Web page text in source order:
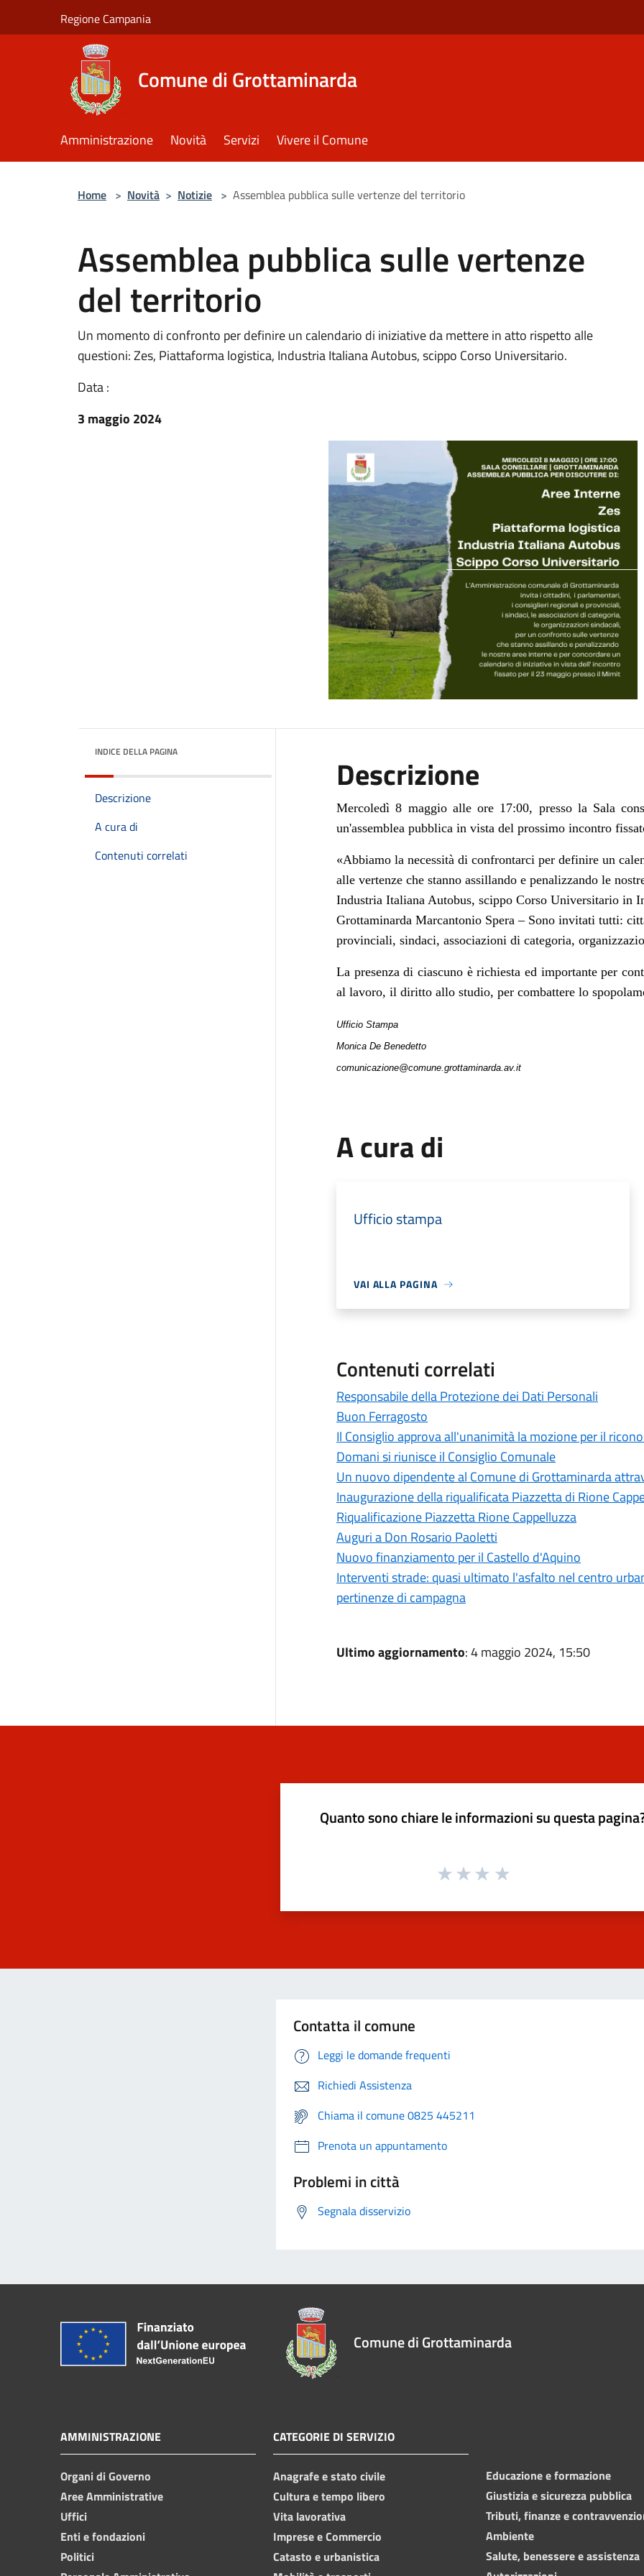
Regione Campania
Comune di Grottaminarda
Amministrazione Novità Servizi Vivere il Comune
Home > Novità > Notizie > Assemblea pubblica sulle vertenze del territorio
Assemblea pubblica sulle vertenze
del territorio
Un momento di confronto per definire un calendario di iniziative da mettere in atto rispetto alle
questioni: Zes, Piattaforma logistica, Industria Italiana Autobus, scippo Corso Universitario.
Data :
3 maggio 2024
INDICE DELLA PAGINA
Descrizione
A cura di
Contenuti correlati
Descrizione
Mercoledì 8 maggio alle ore 17:00, presso la Sala
un'assemblea pubblica in vista del prossimo incontro
«Abbiamo la necessità di confrontarci per definire un
alle vertenze che stanno assillando e penalizzando le
Industria Italiana Autobus, scippo Corso Universitario in
Grottaminarda Marcantonio Spera – Sono invitati tutti:
provinciali, sindaci, associazioni di categoria,
La presenza di ciascuno è richiesta ed importante per
al lavoro, il diritto allo studio, per combattere lo
Ufficio Stampa
Monica De Benedetto
comunicazione@comune.grottaminarda.av.it
A cura di
Ufficio stampa
VAI ALLA PAGINA
Contenuti correlati
Responsabile della Protezione dei Dati Personali
Buon Ferragosto
Il Consiglio approva all'unanimità la mozione per il
Domani si riunisce il Consiglio Comunale
Un nuovo dipendente al Comune di Grottaminarda
Inaugurazione della riqualificata Piazzetta di Rione
Riqualificazione Piazzetta Rione Cappelluzza
Auguri a Don Rosario Paoletti
Nuovo finanziamento per il Castello d'Aquino
Interventi strade: quasi ultimato l'asfalto nel centro
pertinenze di campagna
Ultimo aggiornamento: 4 maggio 2024, 15:50
Quanto sono chiare le informazioni su questa
Contatta il comune
Leggi le domande frequenti
Richiedi Assistenza
Chiama il comune 0825 445211
Prenota un appuntamento
Problemi in città
Segnala disservizio
Comune di Grottaminarda
AMMINISTRAZIONE
Organi di Governo
Aree Amministrative
Uffici
Enti e fondazioni
Politici
CATEGORIE DI SERVIZIO
Anagrafe e stato civile
Cultura e tempo libero
Vita lavorativa
Imprese e Commercio
Catasto e urbanistica
Educazione e formazione
Giustizia e sicurezza pubblica
Tributi, finanze e
Ambiente
Salute, benessere e assistenza